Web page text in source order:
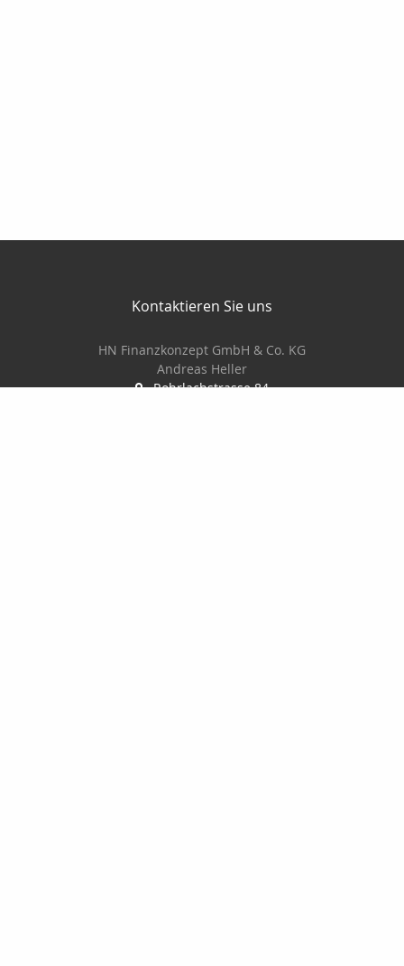
Kontaktieren Sie uns
HN Finanzkonzept GmbH & Co. KG
Andreas Heller
Rohrlachstrasse 84